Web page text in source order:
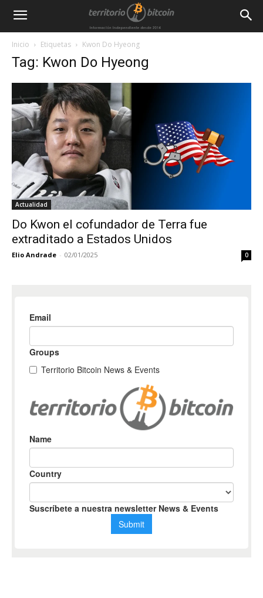
Inicio Etiquetas Kwon Do Hyeong
Tag: Kwon Do Hyeong
Actualidad
Do Kwon el cofundador de Terra fue
extraditado a Estados Unidos
Elio Andrade - 02/01/2025 0